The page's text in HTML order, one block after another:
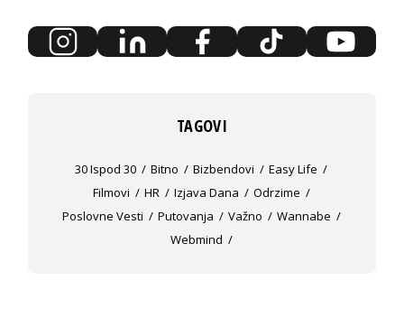
TAGOVI
30 Ispod 30 Bitno Bizbendovi
Easy Life
Filmovi
HR Izjava Dana
Odrzime
Poslovne Vesti
Putovanja Važno
Wannabe
Webmind